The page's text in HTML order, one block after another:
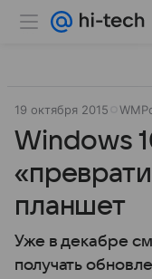
19 октября 2015
Windows
планшет
Уже в декабре
получать